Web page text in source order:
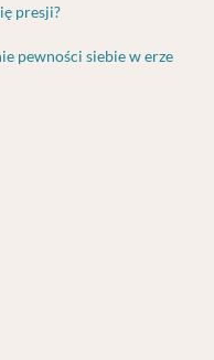
presji?
pewności siebie w erze